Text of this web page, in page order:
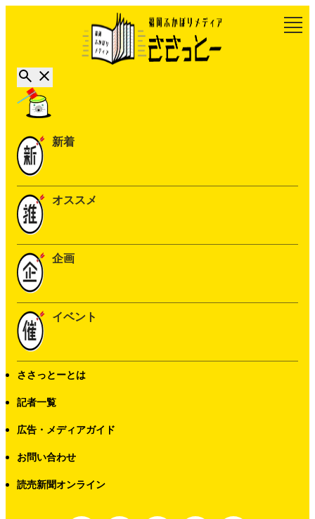
新着
オススメ
企画
イベント
ささっとーとは
記者一覧
広告・メディアガイド
お問い合わせ
読売新聞オンライン